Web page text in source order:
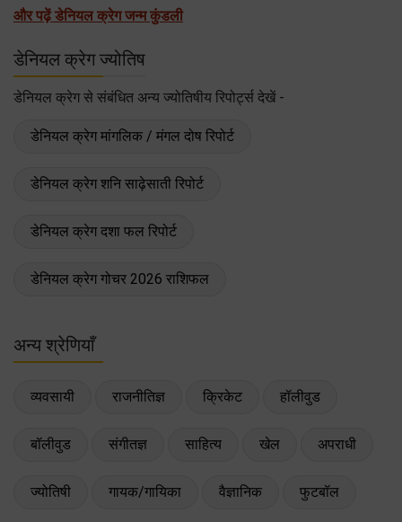
और पढ़ें डेनियल क्रेग जन्म कुंडली
डेनियल क्रेग ज्योतिष
डेनियल क्रेग से संबंधित अन्य ज्योतिषीय रिपोर्ट्स देखें -
डेनियल क्रेग मांगलिक / मंगल दोष रिपोर्ट
डेनियल क्रेग शनि साढ़ेसाती रिपोर्ट
डेनियल क्रेग दशा फल रिपोर्ट
डेनियल क्रेग गोचर 2026 राशिफल
अन्य श्रेणियाँ
व्यवसायी राजनीतिज्ञ क्रिकेट हॉलीवुड
बॉलीवुड संगीतज्ञ साहित्य खेल अपराधी
ज्योतिषी गायक/गायिका वैज्ञानिक फुटबॉल